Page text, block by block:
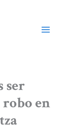
ser
en